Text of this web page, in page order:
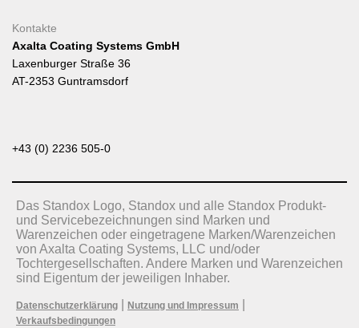
Kontakte
Axalta Coating Systems GmbH
Laxenburger Straße 36
AT-2353 Guntramsdorf
+43 (0) 2236 505-0
Das Standox Logo, Standox und alle Standox Produkt-
und Servicebezeichnungen sind Marken und
Warenzeichen oder eingetragene Marken/Warenzeichen
von Axalta Coating Systems, LLC und/oder
Tochtergesellschaften. Andere Marken und Warenzeichen
sind Eigentum der jeweiligen Inhaber.
Datenschutzerklärung Nutzung und Impressum
Verkaufsbedingungen